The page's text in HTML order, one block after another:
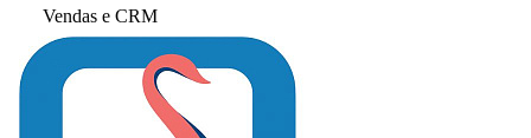
Vendas e CRM